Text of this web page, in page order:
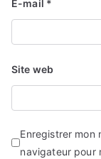
E-mail *
Site web
Enregistrer mon
navigateur pour